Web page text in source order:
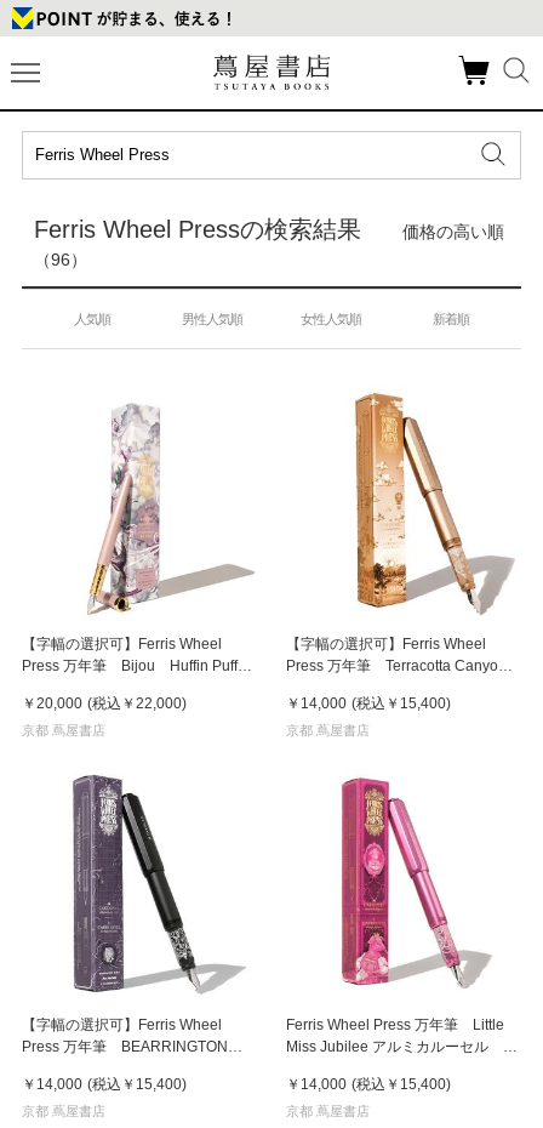
Ferris Wheel Pressの検索結果
価格の高い順
（96）
人気順 男性人気順 女性人気順 新着順
【字幅の選択可】Ferris Wheel
Press 万年筆 Bijou Huffin Puff
￥20,000 (税込 ￥22,000)
京都 蔦屋書店
【字幅の選択可】Ferris Wheel
Press 万年筆 Terracotta Canyon
テッド フェリス
￥14,000 (税込 ￥15,400)
京都 蔦屋書店
【字幅の選択可】Ferris Wheel
Press 万年筆 BEARRINGTON
ミテッド フェリス
￥14,000 (税込 ￥15,400)
京都 蔦屋書店
Ferris Wheel Press 万年筆 Little
Miss Jubilee アルミカルーセル F
￥14,000 (税込 ￥15,400)
京都 蔦屋書店